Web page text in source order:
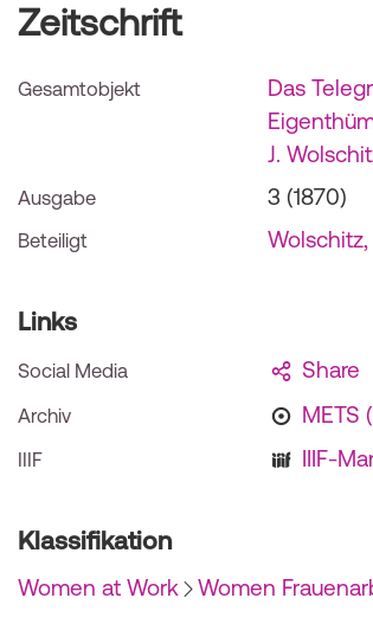
Zeitschrift
Gesamtobjekt
Das
J.
Ausgabe 3 (1870)
Beteiligt Wolschitz,
Links
Social Media Share
Archiv METS
IIIF IIIF-
Klassifikation
Women at Work Women